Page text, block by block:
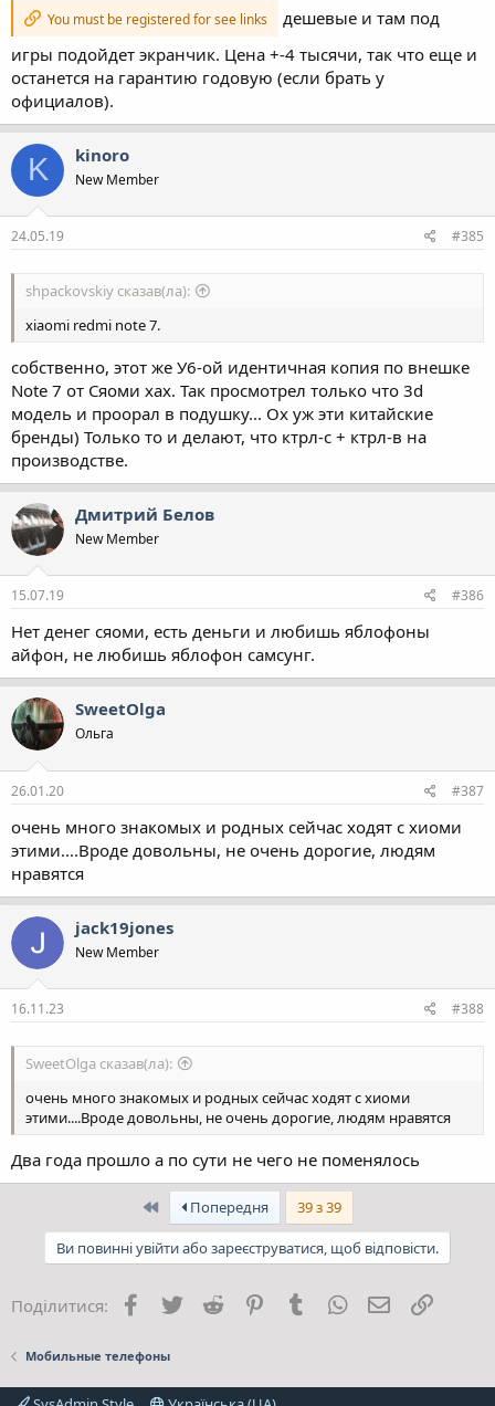
You must be registered for see links
дешевые и там под
игры подойдет экранчик. Цена +-4 тысячи, так что еще и
останется на гарантию годовую (если брать у
официалов).
K kinoro
New Member
24.05.19 #385
shpackovskiy сказав(ла):
xiaomi redmi note 7.
собственно, этот же У6-ой идентичная копия по внешке
Note 7 от Сяоми хах. Так просмотрел только что 3d
модель и проорал в подушку... Ох уж эти китайские
бренды) Только то и делают, что ктрл-с + ктрл-в на
производстве.
Дмитрий Белов
New Member
15.07.19 #386
Нет денег сяоми, есть деньги и любишь яблофоны
айфон, не любишь яблофон самсунг.
SweetOlga
Ольга
26.01.20 #387
очень много знакомых и родных сейчас ходят с хиоми
этими....Вроде довольны, не очень дорогие, людям
нравятся
jack19jones
New Member
16.11.23 #388
SweetOlga сказав(ла):
очень много знакомых и родных сейчас ходят с хиоми
этими....Вроде довольны, не очень дорогие, людям нравятся
Два года прошло а по сути не чего не поменялось
ПершийПопередня 39 з 39
Ви повинні увійти або зареєструватися, щоб відповісти.
Поділитися: Facebook
Twitter Reddit PinterestTumblrWhatsApp
E-mail
Мобильные телефоны